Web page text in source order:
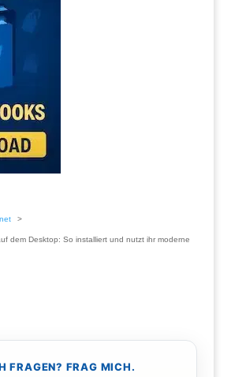
dem Desktop: So installiert und nutzt ihr moderne
FRAGEN? FRAG MICH.